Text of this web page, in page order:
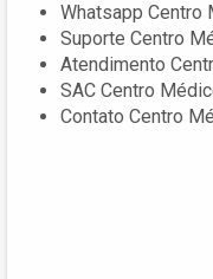
Whatsapp Centro
Suporte Centro
Atendimento
SAC Centro
Contato Centro